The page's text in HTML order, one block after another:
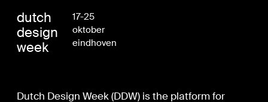
dutch
design
week
17-25
oktober
eindhoven
Dutch Design Week (DDW) is the platform for